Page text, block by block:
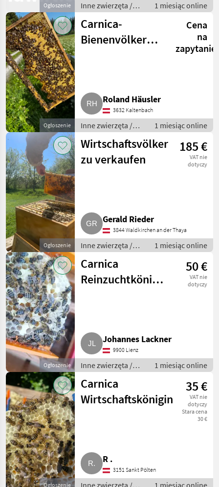
Ogłoszenie
Inne zwierzęta /
Pszczoły i
pszczelarstwo
1 miesiąc online
Ogłoszenie
Carnica-
Bienenvölker
Cena
na
zapytanie
Roland Häusler
3632 Kaltenbach
Inne zwierzęta /
Pszczoły i
pszczelarstwo
1 miesiąc online
Ogłoszenie
Wirtschaftsvölker
zu verkaufen
185 €
VAT nie
dotyczy
Gerald Rieder
3844 Waldkirchen an der Thaya
Inne zwierzęta /
Pszczoły i
pszczelarstwo
1 miesiąc online
Ogłoszenie
Carnica
Reinzuchtköniginnen
50 €
VAT nie
dotyczy
Johannes Lackner
9900 Lienz
Inne zwierzęta /
Pszczoły i
pszczelarstwo
1 miesiąc online
Ogłoszenie
Carnica
Wirtschaftskönigin
35 €
VAT nie
dotyczy
Stara cena
30 €
R .
3151 Sankt Pölten
Inne zwierzęta /
1 miesiąc online